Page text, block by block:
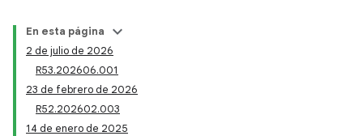
En esta página
2 de julio de 2026
R53.202606.001
23 de febrero de 2026
R52.202602.003
14 de enero de 2025